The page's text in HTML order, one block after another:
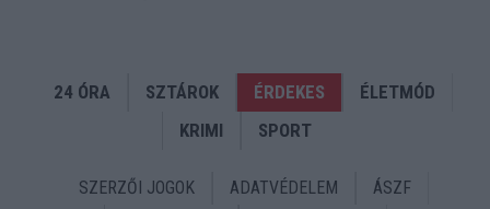
24 ÓRA SZTÁROK ÉRDEKES
ÉLETMÓD
KRIMI
SPORT
SZERZŐI JOGOK ADATVÉDELEM
ÁSZF